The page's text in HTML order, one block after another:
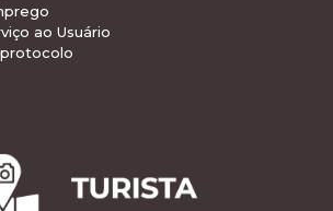
ao Usuário